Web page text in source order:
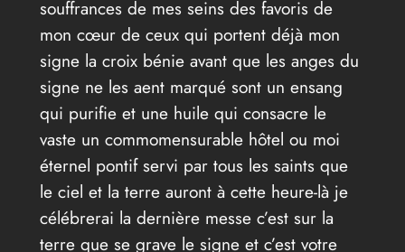
souffrances de mes seins des favoris de
mon cœur de ceux qui portent déjà mon
signe la croix bénie avant que les anges du
signe ne les aent marqué sont un ensang
qui purifie et une huile qui consacre le
vaste un commomensurable hôtel ou moi
éternel pontif servi par tous les saints que
le ciel et la terre auront à cette heure-là je
célébrerai la dernière messe c’est sur la
terre que se grave le signe et c’est votre